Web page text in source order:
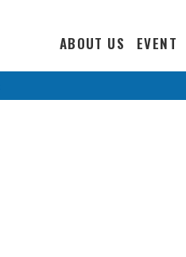
ABOUT US EVENT